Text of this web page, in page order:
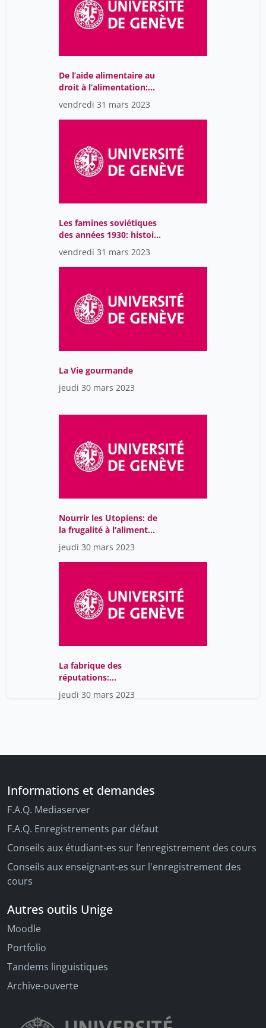
De l’aide alimentaire au
droit à l’alimentation:
quelles perspectives?
vendredi 31 mars 2023
Les famines soviétiques
des années 1930: histoire
et mémoire
vendredi 31 mars 2023
La Vie gourmande
jeudi 30 mars 2023
Nourrir les Utopiens: de
la frugalité à l’aliment
artificiel
jeudi 30 mars 2023
La fabrique des
réputations:
alimentation, qualité et
origine (1680-1830)
jeudi 30 mars 2023
Informations et demandes
F.A.Q. Mediaserver
F.A.Q. Enregistrements par défaut
Conseils aux étudiant-es sur l’enregistrement des cours
Conseils aux enseignant-es sur l'enregistrement des
cours
Autres outils Unige
Moodle
Portfolio
Tandems linguistiques
Archive-ouverte